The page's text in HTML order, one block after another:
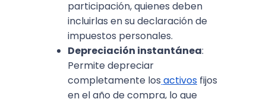
participación, quienes deben
incluirlas en su declaración de
impuestos personales.
Depreciación instantánea:
Permite depreciar
completamente los activos fijos
en el año de compra, lo que